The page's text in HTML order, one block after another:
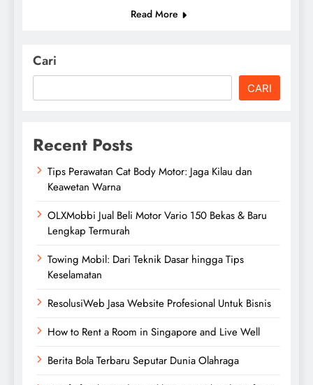
Read More
Cari
CARI
Recent Posts
Tips Perawatan Cat Body Motor: Jaga Kilau dan
Keawetan Warna
OLXMobbi Jual Beli Motor Vario 150 Bekas & Baru
Lengkap Termurah
Towing Mobil: Dari Teknik Dasar hingga Tips
Keselamatan
ResolusiWeb Jasa Website Profesional Untuk Bisnis
How to Rent a Room in Singapore and Live Well
Berita Bola Terbaru Seputar Dunia Olahraga